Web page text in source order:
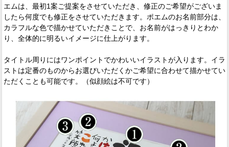
エムは、最初1案ご提案をさせていただき、修正のご希望がございま
したら何度でも修正をさせていただきます。ポエムのお名前部分は、
カラフルな色で描かせていただきことで、お名前がはっきりとわか
り、全体的に明るいイメージに仕上がります。
タイトル周りにはワンポイントでかわいいイラストが入ります。イラ
ストは定番のものからお選びいただくかご希望に合わせて描かせてい
ただくことも可能です。（似顔絵は不可です）